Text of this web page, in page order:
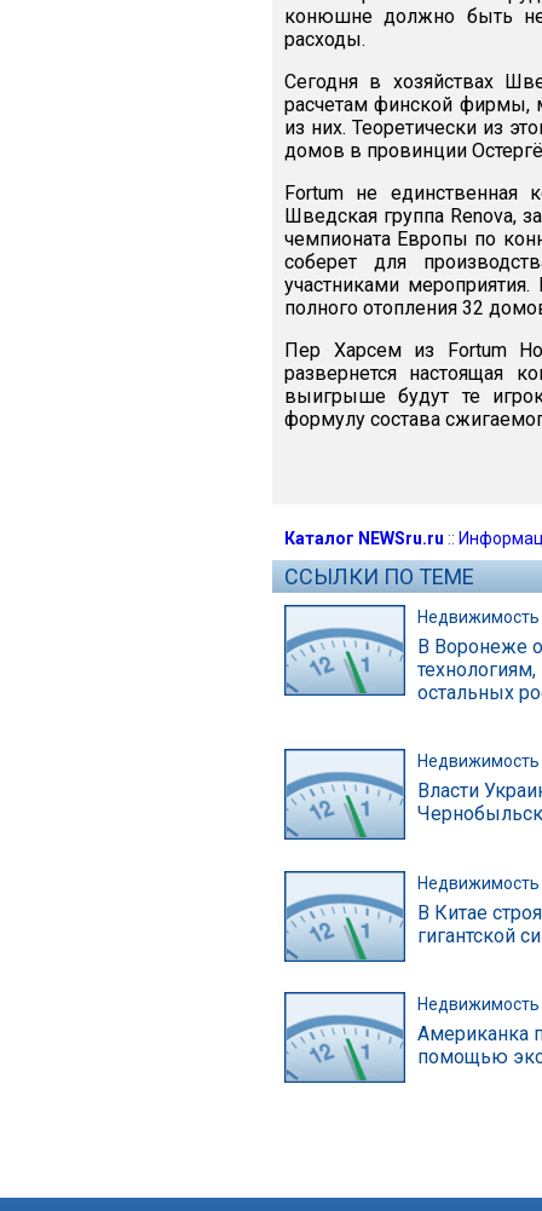
конюшне должно быть
расходы.
Сегодня в хозяйствах
расчетам финской фирмы,
из них. Теоретически из
домов в провинции
Fortum не единственная
Шведская группа Renova,
чемпионата Европы по
соберет для
участниками
полного отопления 32
Пер Харсем из Fortum
развернется настоящая
выигрыше будут те
формулу состава
Каталог NEWSru.ru ::
ССЫЛКИ ПО ТЕМЕ
Недвижимость
В Воронеже
остальных
Недвижимость
Власти
Недвижимость
В Китае
гигантской
Недвижимость
Американка
помощью